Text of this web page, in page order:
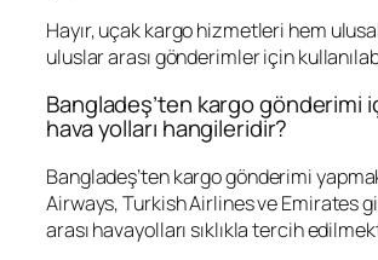
Hayır, uçak kargo hizmetleri hem
uluslar arası gönderimler için
Bangladeş’ten kargo gönderimi
hava yolları hangileridir?
Bangladeş’ten kargo gönderimi
Airways, Turkish Airlines ve Emirates
arası havayolları sıklıkla tercih